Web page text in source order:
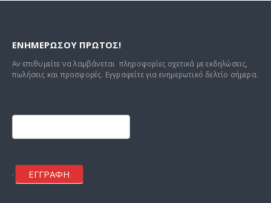
ΕΝΗΜΕΡΩΣΟΥ ΠΡΩΤΟΣ!
Αν επιθυμείτε να λαμβάνεται πληροφορίες σχετικά με εκδηλώσεις,
πωλήσεις και προσφορές. Εγγραφείτε για ενημερωτικό δελτίο σήμερα.
mailchimp
. ΕΓΓΡΑΦΗ